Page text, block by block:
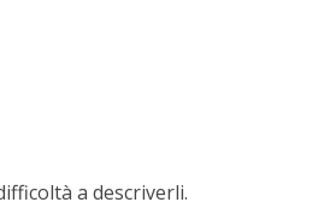
a descriverli.